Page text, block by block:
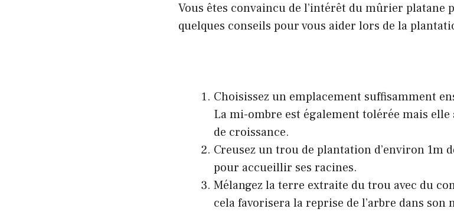
Vous êtes convaincu de l’intérêt du mûrier platane
quelques conseils pour vous aider lors de la
Choisissez un emplacement suffisamment
La mi-ombre est également tolérée mais
de croissance.
Creusez un trou de plantation d’environ 1m
pour accueillir ses racines.
Mélangez la terre extraite du trou avec du
cela favorisera la reprise de l’arbre dans